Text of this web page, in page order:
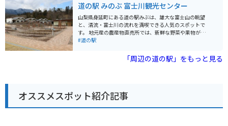
が完備されているので安心です。周辺には、南アルプス
を望む絶景ロード「グリーンライン」や、歴史ある「身
延山久遠寺」など、ツーリングスポットも充実していま
す。 特産品としては、早川町産のブルーベリーを使った
ジャムやジュース、南アルプスの天然水を使ったミネラ
を楽しむことができます。
道の駅 みのぶ 富士川観光センター
山梨県身延町にある道の駅みぶは、雄大な富士山の眺望
と、清流・富士川の流れを満喫できる人気のスポットで
す。 地元産の農産物直売所では、新鮮な野菜や果物が販
売されており、お土産にも最適です。また、レストラン
た駐車場が完備されているので安心です。富士川沿いを
充実しています。道の駅みぶを拠点に、山梨の自然と文
化を満喫してみてはいかがでしょうか。
#道の駅
「周辺の道の駅」をもっと見る
オススメスポット紹介記事